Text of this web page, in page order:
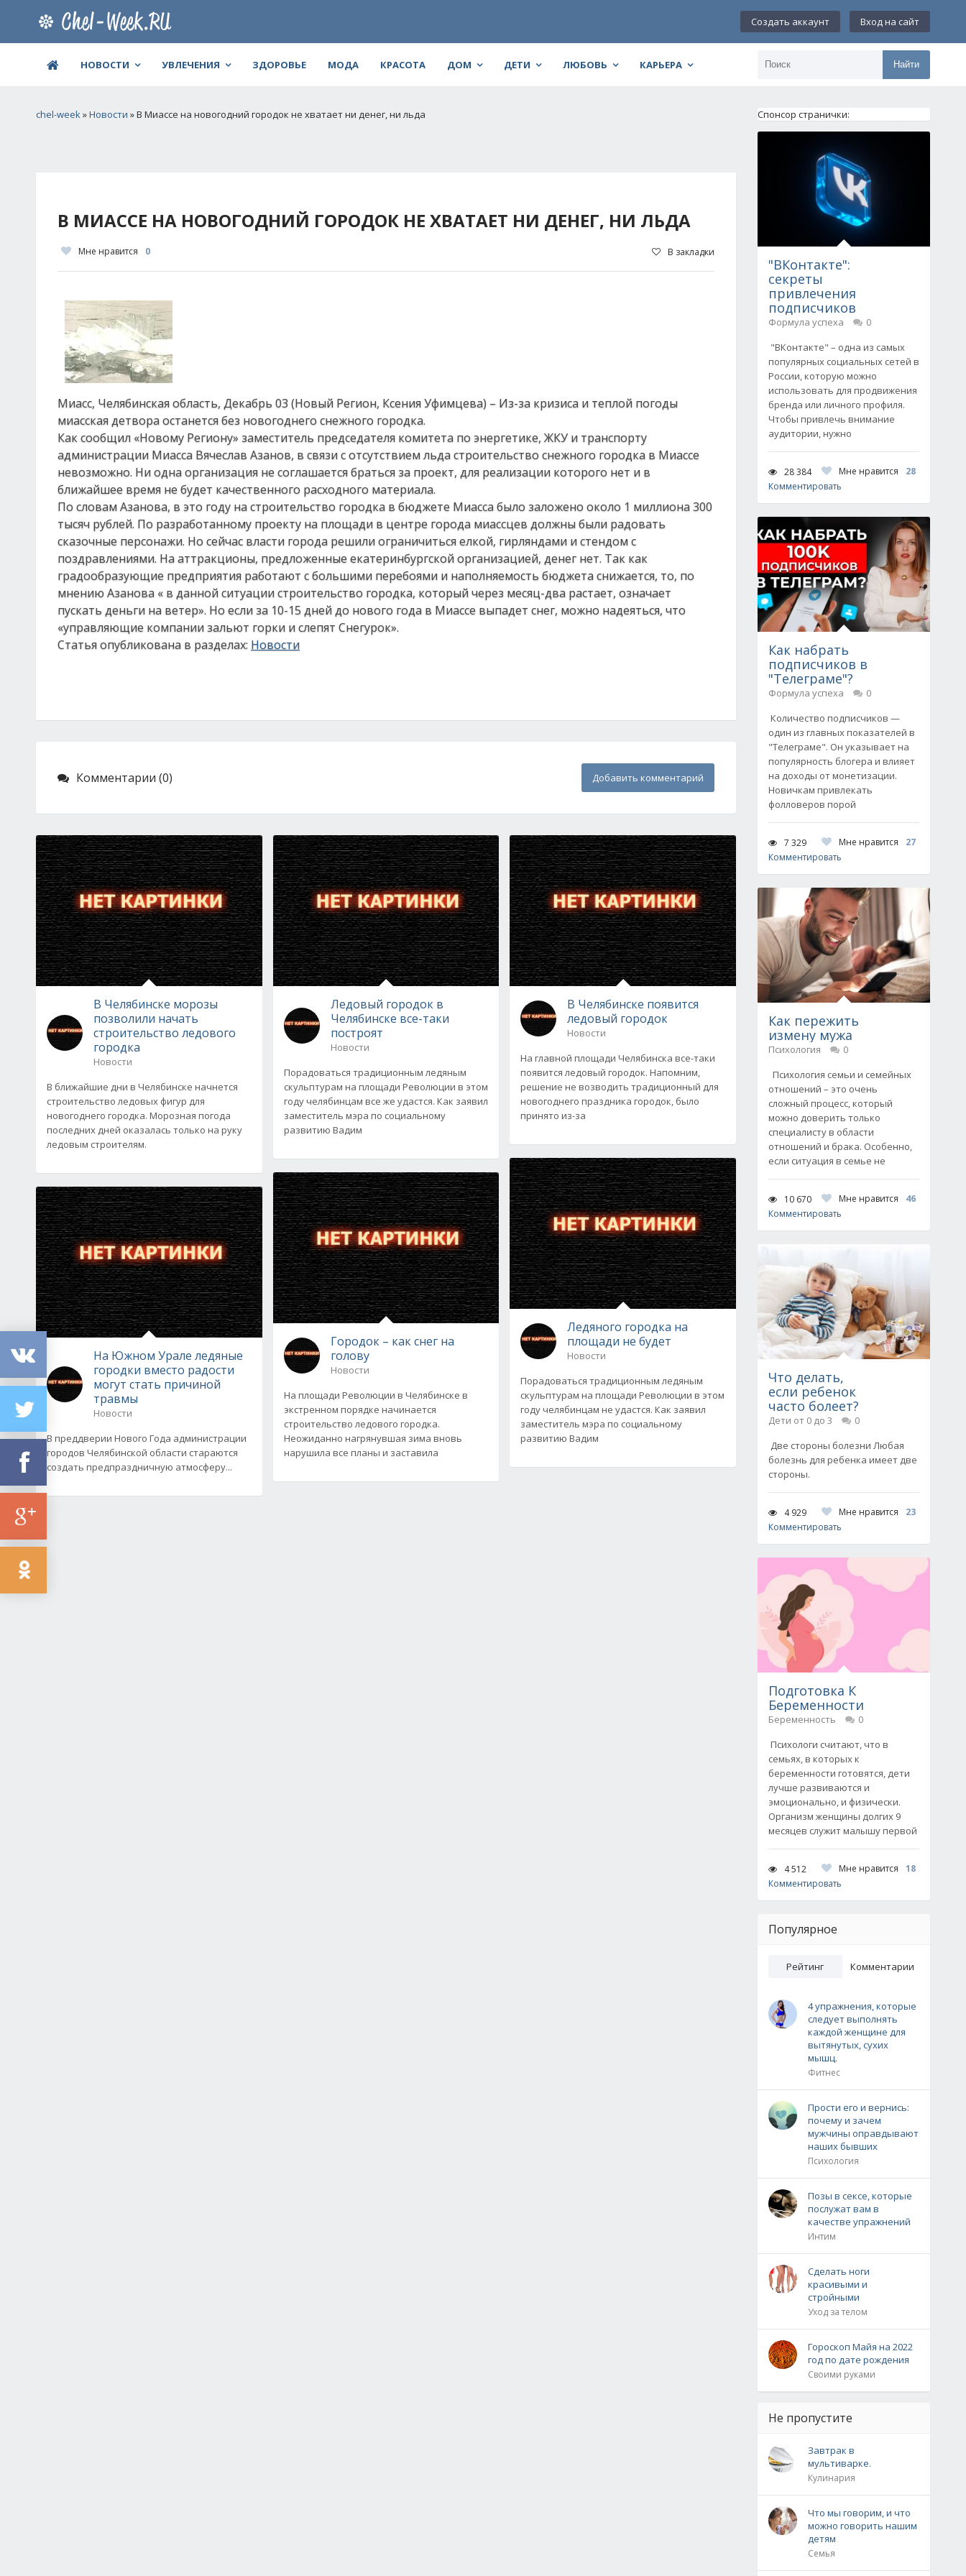
Создать аккаунт Вход на сайт
НОВОСТИ УВЛЕЧЕНИЯ ЗДОРОВЬЕ МОДА КРАСОТА ДОМ ДЕТИ ЛЮБОВЬ КАРЬЕРА Найти
chel-week»Новости » В Миассе на новогодний городок не хватает ни денег, ни льда
В МИАССЕ НА НОВОГОДНИЙ ГОРОДОК НЕ ХВАТАЕТ НИ ДЕНЕГ, НИ ЛЬДА
Мне нравится 0 В закладки
Миасс, Челябинская область, Декабрь 03 (Новый Регион, Ксения Уфимцева) – Из-за кризиса и теплой погоды
миасская детвора останется без новогоднего снежного городка.
Как сообщил «Новому Региону» заместитель председателя комитета по энергетике, ЖКУ и транспорту
администрации Миасса Вячеслав Азанов, в связи с отсутствием льда строительство снежного городка в Миассе
невозможно. Ни одна организация не соглашается браться за проект, для реализации которого нет и в
ближайшее время не будет качественного расходного материала.
По словам Азанова, в это году на строительство городка в бюджете Миасса было заложено около 1 миллиона 300
тысяч рублей. По разработанному проекту на площади в центре города миассцев должны были радовать
сказочные персонажи. Но сейчас власти города решили ограничиться елкой, гирляндами и стендом с
поздравлениями. На аттракционы, предложенные екатеринбургской организацией, денег нет. Так как
градообразующие предприятия работают с большими перебоями и наполняемость бюджета снижается, то, по
мнению Азанова « в данной ситуации строительство городка, который через месяц-два растает, означает
пускать деньги на ветер». Но если за 10-15 дней до нового года в Миассе выпадет снег, можно надеяться, что
«управляющие компании зальют горки и слепят Снегурок».
Статья опубликована в разделах: Новости
Комментарии (0) Добавить комментарий
В Челябинске морозы
позволили начать
строительство ледового
городка
Новости
В ближайшие дни в Челябинске начнется
строительство ледовых фигур для
новогоднего городка. Морозная погода
последних дней оказалась только на руку
ледовым строителям.
На Южном Урале ледяные
городки вместо радости
могут стать причиной
травмы
Новости
В преддверии Нового Года администрации
городов Челябинской области стараются
создать предпраздничную атмосферу...
Ледовый городок в
Челябинске все-таки
построят
Новости
Порадоваться традиционным ледяным
скульптурам на площади Революции в этом
году челябинцам все же удастся. Как заявил
заместитель мэра по социальному
развитию Вадим
Городок – как снег на
голову
Новости
На площади Революции в Челябинске в
экстренном порядке начинается
строительство ледового городка.
Неожиданно нагрянувшая зима вновь
нарушила все планы и заставила
В Челябинске появится
ледовый городок
Новости
На главной площади Челябинска все-таки
появится ледовый городок. Напомним,
решение не возводить традиционный для
новогоднего праздника городок, было
принято из-за
Ледяного городка на
площади не будет
Новости
Порадоваться традиционным ледяным
скульптурам на площади Революции в этом
году челябинцам не удастся. Как заявил
заместитель мэра по социальному
развитию Вадим
Спонсор странички:
"ВКонтакте":
секреты
привлечения
подписчиков
Формула успеха
0
"ВКонтакте" – одна из самых
популярных социальных сетей в
России, которую можно
использовать для продвижения
бренда или личного профиля.
Чтобы привлечь внимание
аудитории, нужно
28 384 Мне нравится
28
Комментировать
Как набрать
подписчиков в
"Телеграме"?
Формула успеха
0
Количество подписчиков —
один из главных показателей в
"Телеграме". Он указывает на
популярность блогера и влияет
на доходы от монетизации.
Новичкам привлекать
фолловеров порой
7 329 Мне нравится
27
Комментировать
Как пережить
измену мужа
Психология
0
Психология семьи и семейных
отношений – это очень
сложный процесс, который
можно доверить только
специалисту в области
отношений и брака. Особенно,
если ситуация в семье не
10 670 Мне нравится
46
Комментировать
Что делать,
если ребенок
часто болеет?
Дети от 0 до 3
0
Две стороны болезни Любая
болезнь для ребенка имеет две
стороны.
4 929 Мне нравится
23
Комментировать
Подготовка К
Беременности
Беременность
0
Психологи считают, что в
семьях, в которых к
беременности готовятся, дети
лучше развиваются и
эмоционально, и физически.
Организм женщины долгих 9
месяцев служит малышу первой
4 512 Мне нравится
18
Комментировать
Популярное
Рейтинг Комментарии
4 упражнения, которые
следует выполнять
каждой женщине для
вытянутых, сухих
мышц.
Фитнес
Прости его и вернись:
почему и зачем
мужчины оправдывают
наших бывших
Психология
Позы в сексе, которые
послужат вам в
качестве упражнений
Интим
Сделать ноги
красивыми и
стройными
Уход за телом
Гороскоп Майя на 2022
год по дате рождения
Своими руками
Не пропустите
Завтрак в
мультиварке.
Кулинария
Что мы говорим, и что
можно говорить нашим
детям
Семья